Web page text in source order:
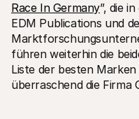
Race In Germany”, die
EDM Publications und
führen weiterhin die
Liste der besten
überraschend die Firma